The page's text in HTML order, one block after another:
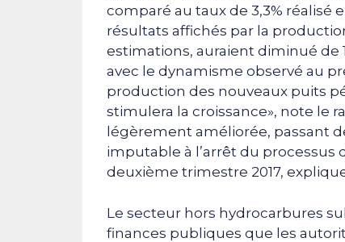
comparé au taux de 3,3% réalisé
résultats affichés par la
estimations, auraient diminué de
avec le dynamisme observé au
production des nouveaux puits
stimulera la croissance», note le
légèrement améliorée, passant
imputable à l’arrêt du processus
deuxième trimestre 2017,
Le secteur hors hydrocarbures
finances publiques que les